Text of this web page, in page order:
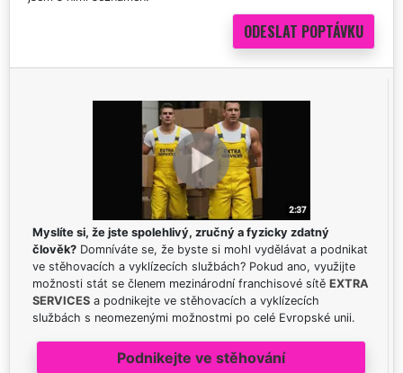
Myslíte si, že jste spolehlivý, zručný a fyzicky zdatný
člověk? Domníváte se, že byste si mohl vydělávat a podnikat
ve stěhovacích a vyklízecích službách? Pokud ano, využijte
možnosti stát se členem mezinárodní franchisové sítě EXTRA
SERVICES a podnikejte ve stěhovacích a vyklízecích
službách s neomezenými možnostmi po celé Evropské unii.
Podnikejte ve stěhování